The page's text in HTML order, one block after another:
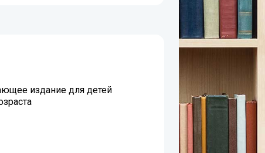
издание для детей